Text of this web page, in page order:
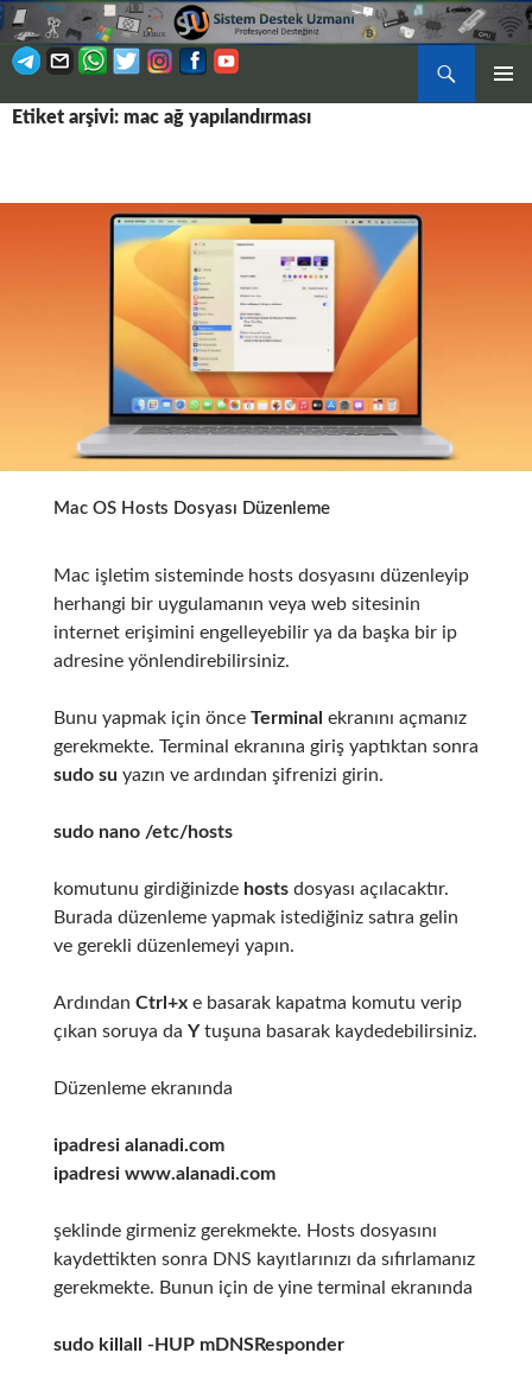
Ara
İÇERIĞE
Etiket arşivi: mac ağ yapılandırması
Mac OS Hosts Dosyası Düzenleme
Mac işletim sisteminde hosts dosyasını düzenleyip
herhangi bir uygulamanın veya web sitesinin
internet erişimini engelleyebilir ya da başka bir ip
adresine yönlendirebilirsiniz.
Bunu yapmak için önce Terminal ekranını açmanız
gerekmekte. Terminal ekranına giriş yaptıktan sonra
sudo su yazın ve ardından şifrenizi girin.
sudo nano /etc/hosts
komutunu girdiğinizde hostsdosyası açılacaktır.
Burada düzenleme yapmak istediğiniz satıra gelin
ve gerekli düzenlemeyi yapın.
Ardından Ctrl+xe basarak kapatma komutu verip
çıkan soruya da Ytuşuna basarak kaydedebilirsiniz.
Düzenleme ekranında
ipadresi alanadi.com
ipadresi www.alanadi.com
şeklinde girmeniz gerekmekte. Hosts dosyasını
kaydettikten sonra DNS kayıtlarınızı da sıfırlamanız
gerekmekte. Bunun için de yine terminal ekranında
sudo killall -HUP mDNSResponder